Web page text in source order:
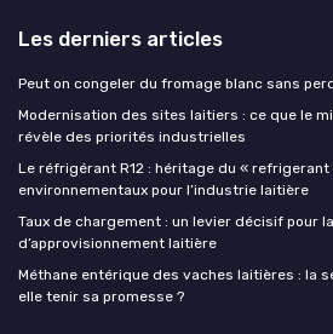
Les derniers articles
Peut on congeler du fromage blanc sans
Modernisation des sites laitiers : ce que le
révèle des priorités industrielles
Le réfrigérant R12 : héritage du « refrigerant
environnementaux pour l’industrie laitière
Taux de chargement : un levier décisif pour
d’approvisionnement laitière
Méthane entérique des vaches laitières : la
elle tenir sa promesse ?